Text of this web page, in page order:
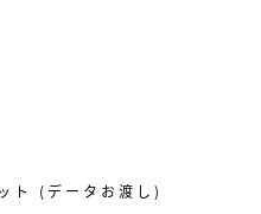
ト (データお渡し)